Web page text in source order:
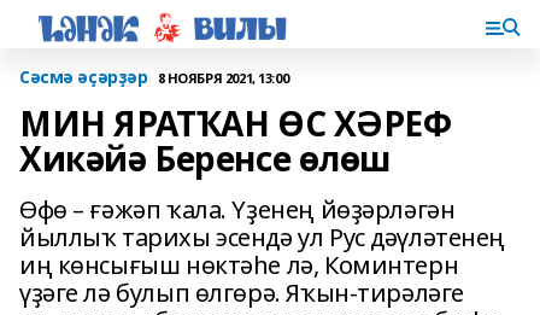
Сәсмә әҫәрҙәр 8 НОЯБРЯ 2021, 13:00
МИН ЯРАТҠАН ӨС ХӘРЕФ
Хикәйә Беренсе өлөш
Өфө – ғәжәп ҡала. Үҙенең йөҙәрләгән
йыллыҡ тарихы эсендә ул Рус дәүләтенең
иң көнсығыш нөктәһе лә, Коминтерн
үҙәге лә булып өлгөрә. Яҡын-тирәләге